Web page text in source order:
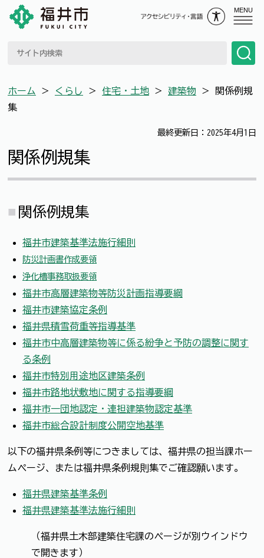
MENU
ホーム ＞ くらし ＞ 住宅・土地 ＞ 建築物 ＞
関係例規
集
最終更新日：2025年4月1日
関係例規集
関係例規集
福井市建築基準法施行細則
防災計画書作成要領
浄化槽事務取扱要領
福井市高層建築物等防災計画指導要綱
福井市建築協定条例
福井県積雪荷重等指導基準
福井市中高層建築物等に係る紛争と予防の調整に関す
る条例
福井市特別用途地区建築条例
福井市路地状敷地に関する指導要綱
福井市一団地認定・連担建築物認定基準
福井市総合設計制度公開空地基準
以下の福井県条例等につきましては、福井県の担当課ホー
ムページ、または福井県条例規則集でご確認願います。
福井県建築基準条例
福井県建築基準法施行細則
（福井県土木部建築住宅課のページが別ウインドウ
で開きます）